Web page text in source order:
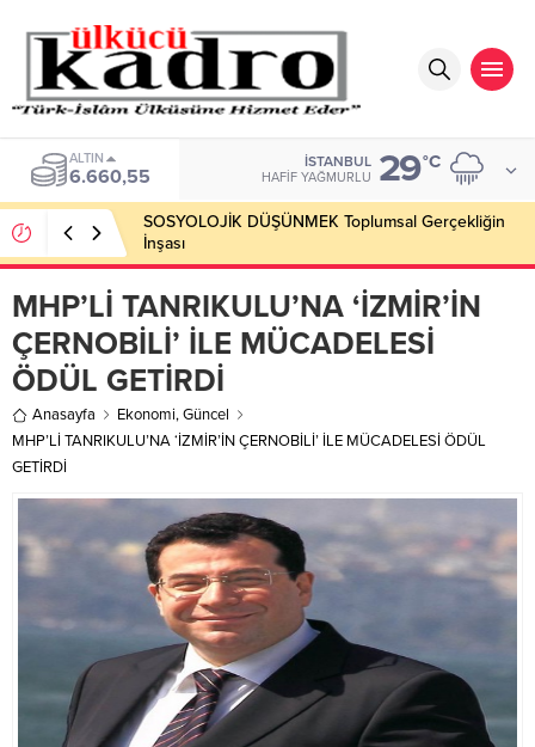
BIST
13.779,39
İSTANBUL
HAFIF YAĞMURLU 29°C
SOSYOLOJİK DÜŞÜNMEK Toplumsal Gerçekliğin
İnşası
MHP’Lİ TANRIKULU’NA ‘İZMİR’İN
ÇERNOBİLİ’ İLE MÜCADELESİ
ÖDÜL GETİRDİ
Anasayfa Ekonomi,Güncel
MHP’Lİ TANRIKULU’NA ‘İZMİR’İN ÇERNOBİLİ’ İLE MÜCADELESİ ÖDÜL
GETİRDİ